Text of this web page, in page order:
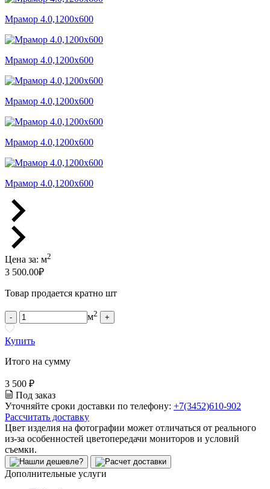
Мрамор 4.0,1200x600
Мрамор 4.0,1200x600
Мрамор 4.0,1200x600
Мрамор 4.0,1200x600
Мрамор 4.0,1200x600
Цена за: м2
3 500.00₽
Товар продается кратно шт
- м2 +
Купить
Итого на сумму
3 500 ₽
Под заказ
Уточняйте сроки доставки по телефону: +7(3452)610-902
Рассчитать доставку
Цвет изделия на фотографии может отличаться от реального
из-за особенностей цветопередачи мониторов и условий
съемки.
Дополнительные услуги